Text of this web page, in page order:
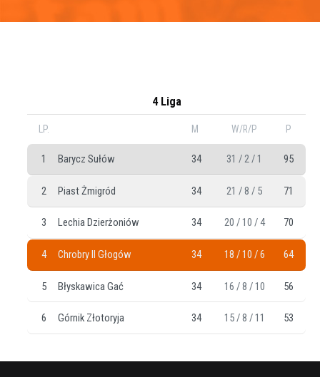
4 Liga
LP. M W/R/P P
1 Barycz Sułów 34 31 / 2 / 1 95
2 Piast Żmigród 34 21 / 8 / 5 71
3 Lechia Dzierżoniów 34 20 / 10 / 4 70
4 Chrobry II Głogów 34 18 / 10 / 6 64
5 Błyskawica Gać 34 16 / 8 / 10 56
6 Górnik Złotoryja 34 15 / 8 / 11 53